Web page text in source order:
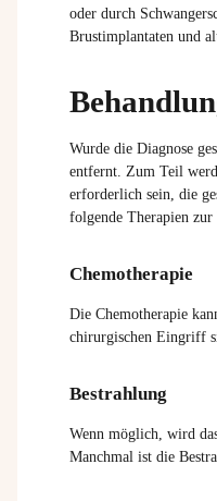
oder durch
Brustimplantaten und
Wurde die Diagnose
entfernt. Zum Teil
erforderlich sein, die
folgende Therapien zur
Chemotherapie
Die Chemotherapie
chirurgischen Eingriff
Bestrahlung
Wenn möglich, wird
Manchmal ist die